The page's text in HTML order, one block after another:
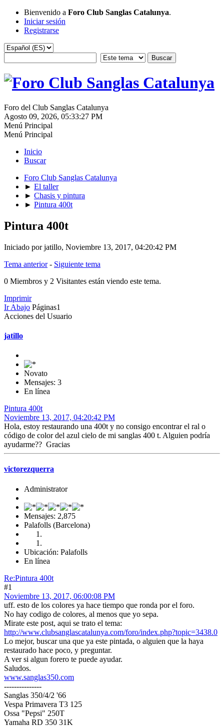
Bienvenido a Foro Club Sanglas Catalunya.
Iniciar sesión
Registrarse
Foro del Club Sanglas Catalunya
Agosto 09, 2026, 05:33:27 PM
Menú Principal
Menú Principal
Inicio
Buscar
Foro Club Sanglas Catalunya
► El taller
► Chasis y pintura
► Pintura 400t
Pintura 400t
Iniciado por jatillo, Noviembre 13, 2017, 04:20:42 PM
Tema anterior- Siguiente tema
0 Miembros y 2 Visitantes están viendo este tema.
Imprimir
Ir Abajo Páginas1
Acciones del Usuario
jatillo
Novato
Mensajes: 3
En línea
Pintura 400t
Noviembre 13, 2017, 04:20:42 PM
Hola, estoy restaurando una 400t y no consigo encontrar el ral o
código de color del azul cielo de mi sanglas 400 t. Alguien podría
ayudarme?? Gracias
victorezquerra
Administrator
Mensajes: 2,875
Palafolls (Barcelona)
Ubicación: Palafolls
En línea
Re:Pintura 400t
#1
Noviembre 13, 2017, 06:00:08 PM
uff. esto de los colores ya hace tiempo que ronda por el foro.
No hay codigo de colores, al menos que yo sepa.
Mirate este post, aqui se trato el tema:
http://www.clubsanglascatalunya.com/foro/index.php?topic=3438.0
Lo mejor, buscar una que ya este pintada, o alguien que la haya
restaurado hace poco, y preguntar.
A ver si algun forero te puede ayudar.
Saludos.
www.sanglas350.com
---------------
Sanglas 350/4/2 '66
Vespa Primavera T3 125
Ossa "Pepsi" 250T
Yamaha RD 350 31K